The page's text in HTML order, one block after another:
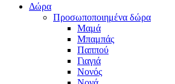
Δώρα
Προσωποποιημένα δώρα
Μαμά
Μπαμπάς
Παππού
Γιαγιά
Νονός